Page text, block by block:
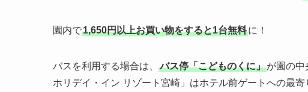
園内で1,650円以上お買い物をすると1台無料に！
バスを利用する場合は、 バス停「こどものくに」が園の中
ホリデイ・イン リゾート宮崎」はホテル前ゲートへの最寄